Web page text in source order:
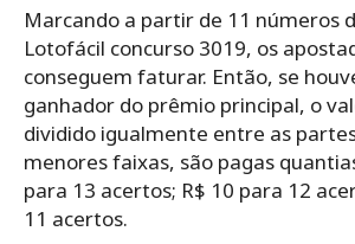
Marcando a partir de 11 números
Lotofácil concurso 3019, os
conseguem faturar. Então, se
ganhador do prêmio principal, o
dividido igualmente entre as
menores faixas, são pagas
para 13 acertos; R$ 10 para 12
11 acertos.